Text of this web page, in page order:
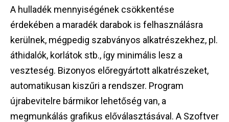
A hulladék mennyiségének csökkentése
érdekében a maradék darabok is felhasználásra
kerülnek, mégpedig szabványos alkatrészekhez, pl.
áthidalók, korlátok stb., így minimális lesz a
veszteség. Bizonyos előregyártott alkatrészeket,
automatikusan kiszűri a rendszer. Program
újrabevitelre bármikor lehetőség van, a
megmunkálás grafikus előválasztásával. A Szoftver